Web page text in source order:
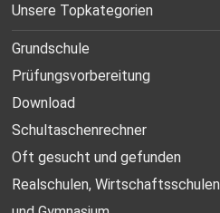
Unsere Topkategorien
Grundschule
Prüfungsvorbereitung
Download
Schultaschenrechner
Oft gesucht und gefunden
Realschulen,Wirtschaftsschulen